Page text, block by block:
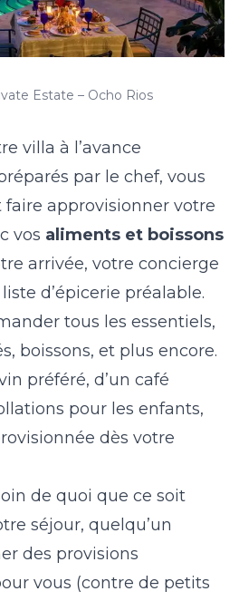
Estate – Ocho Rios
villa à l’avance
par le chef, vous
approvisionner votre
vos aliments et boissons
arrivée, votre concierge
d’épicerie préalable.
tous les essentiels,
boissons, et plus encore.
préféré, d’un café
pour les enfants,
dès votre
de quoi que ce soit
séjour, quelqu’un
des provisions
vous (contre de petits